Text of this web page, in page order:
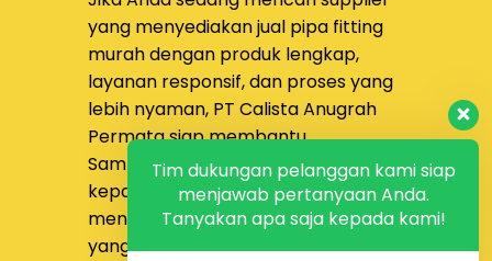
class, tipe permukaan
flange, media fluida,
temperatur operasi, serta
material winding dan filler
yang dibutuhkan.
produksi menjadi lebih
efisien sekaligus menjaga
kekuatan komponen yang
dihasilkan.
yang menyediakanjual pipa fitting
murah dengan produk lengkap,
layanan responsif, dan proses yang
lebih nyaman, PT Calista Anugrah
Permatasiap membantu.
Sampaikan kebutuhan proyek Anda
kepada tim kami untuk
mendapatkan solusi pengadaan
yang lebih tepat dan efisien.
Tim dukungan pelanggan kami siap
menjawab pertanyaan Anda.
Tanyakan apa saja kepada kami!